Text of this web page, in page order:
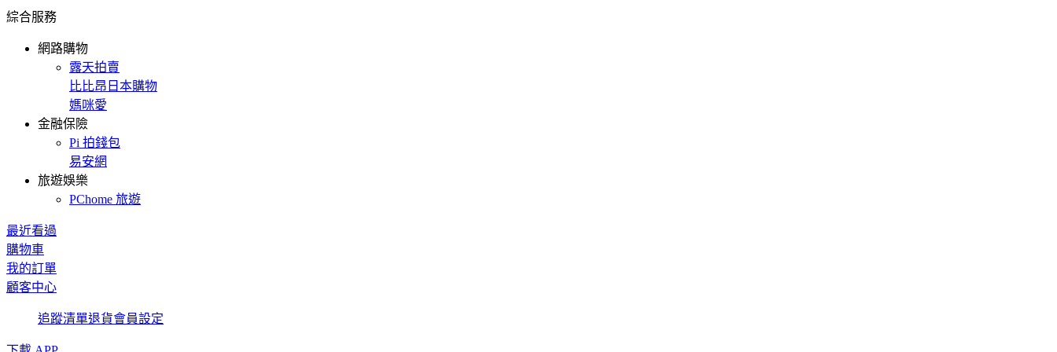
綜合服務
網路購物
露天拍賣
比比昂日本購物
媽咪愛
金融保險
Pi 拍錢包
易安網
旅遊娛樂
PChome 旅遊
最近看過
購物車
我的訂單
顧客中心
追蹤清單退貨會員設定